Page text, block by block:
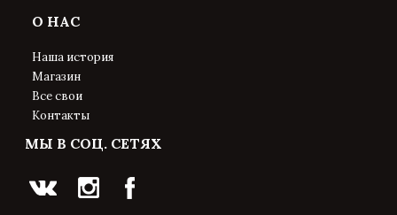
О НАС
Наша история
Магазин
Все свои
Контакты
МЫ В СОЦ. СЕТЯХ